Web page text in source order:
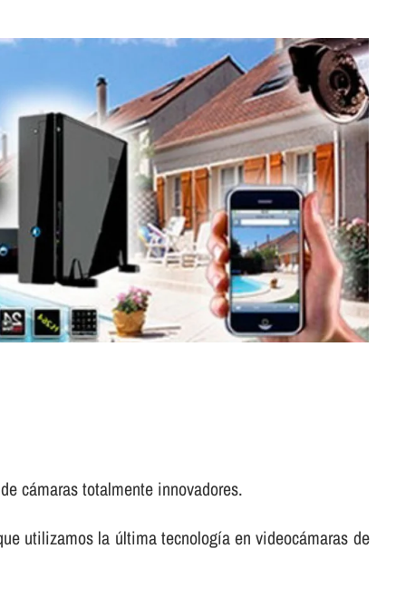
cámaras totalmente innovadores.
utilizamos la última tecnologí­a en videocámaras de